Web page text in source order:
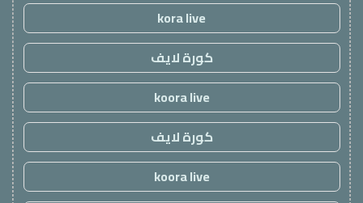
kora live
كورة لايف
koora live
كورة لايف
koora live